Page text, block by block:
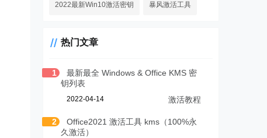
2022最新Win10激活密钥 暴风激活工具
热门文章
1
最新最全 Windows & Office KMS 密
钥列表
2022-04-14 激活教程
2
Office2021 激活工具 kms（100%永
久激活）